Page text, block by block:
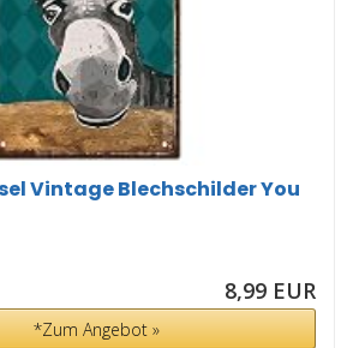
Vintage Blechschilder You
8,99 EUR
*Zum Angebot »